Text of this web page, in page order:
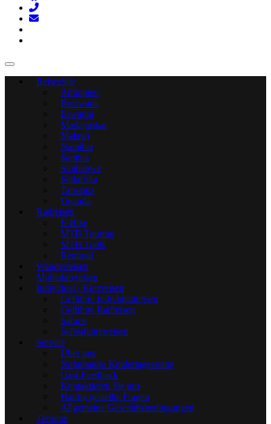
Reiseziele
Äthiopien
Botswana
Eswatini
Madagaskar
Malawi
Namibia
Sambia
Simbabwe
Südafrika
Tansania
Uganda
Radreisen
E-Bike
MTB Touring
MTB Trails
Rennrad
Wanderreisen
Multiaktivreisen
Individual / Kurzreisen
Geführte Individualreisen
Geführte Radreisen
Safaris
Selbstfahrerreisen
Service
Über uns
Noluthando Kindertagesstätte
Gast-Feedback
Kontaktieren Sie uns
Häufig gestellte Fragen
Allgemeine Geschäftsbedingungen
Termine